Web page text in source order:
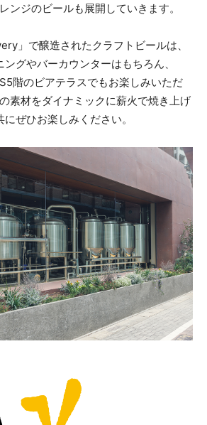
ンジのビールも展開していきます。
」で醸造されたクラフトビールは、
ングやバーカウンターはもちろん、
階のビアテラスでもお楽しみいただ
素材をダイナミックに薪火で焼き上げ
ぜひお楽しみください。